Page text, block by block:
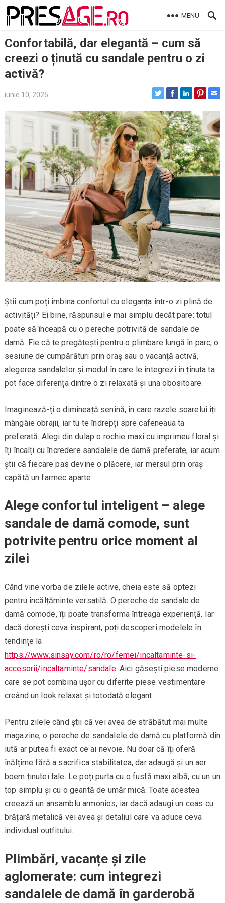
Skip
MENU
Confortabilă, dar elegantă – cum să
creezi o ținută cu sandale pentru o zi
activă?
iunie 10, 2025
Știi cum poți îmbina confortul cu eleganța într-o zi plină de
activități? Ei bine, răspunsul e mai simplu decât pare: totul
poate să înceapă cu o pereche potrivită de sandale de
damă. Fie că te pregătești pentru o plimbare lungă în parc, o
sesiune de cumpărături prin oraș sau o vacanță activă,
alegerea sandalelor și modul în care le integrezi în ținuta ta
pot face diferența dintre o zi relaxată și una obositoare.
Imaginează-ți o dimineață senină, în care razele soarelui îți
mângâie obrajii, iar tu te îndrepți spre cafeneaua ta
preferată. Alegi din dulap o rochie maxi cu imprimeu floral și
îți încalți cu încredere sandalele de damă preferate, iar acum
știi că fiecare pas devine o plăcere, iar mersul prin oraș
capătă un farmec aparte.
Alege confortul inteligent – alege
sandale de damă comode, sunt
potrivite pentru orice moment al
zilei
Când vine vorba de zilele active, cheia este să optezi
pentru încălțăminte versatilă. O pereche de sandale de
damă comode, îți poate transforma întreaga experiență. Iar
dacă dorești ceva inspirant, poți descoperi modelele în
tendințe la
https://www.sinsay.com/ro/ro/femei/incaltaminte-si-
accesorii/incaltaminte/sandale. Aici găsești piese moderne
care se pot combina ușor cu diferite piese vestimentare
creând un look relaxat și totodată elegant.
Pentru zilele când știi că vei avea de străbătut mai multe
magazine, o pereche de sandalele de damă cu platformă din
iută ar putea fi exact ce ai nevoie. Nu doar că îți oferă
înălțime fără a sacrifica stabilitatea, dar adaugă și un aer
boem ținutei tale. Le poți purta cu o fustă maxi albă, cu un un
top simplu și cu o geantă de umăr mică. Toate acestea
creează un ansamblu armonios, iar dacă adaugi un ceas cu
brățară metalică vei avea și detaliul care va aduce ceva
individual outfitului.
Plimbări, vacanțe și zile
aglomerate: cum integrezi
sandalele de damă în garderobă